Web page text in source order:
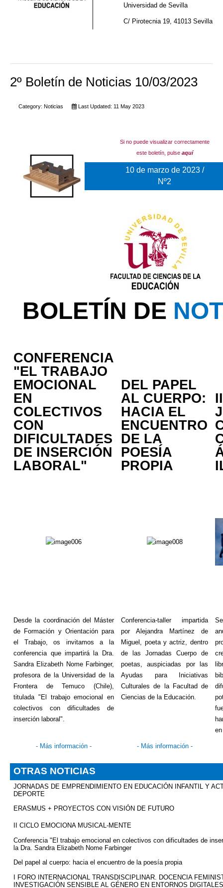
Universidad de Sevilla
C/ Pirotecnia 19, 41013 Sevilla
2º Boletín de Noticias 10/03/2023
Category: Noticias Last Updated: 11 May 2023
Si no puede visualizar correctamente
este boletín, pulse aquí
10 de marzo de 2023 /
Nº2
BOLETÍN DE
CONFERENCIA
"EL TRABAJO
EMOCIONAL
EN
COLECTIVOS
CON
DIFICULTADES
DE INSERCIÓN
LABORAL"
DEL PAPEL
AL CUERPO:
HACIA EL
ENCUENTRO
DE LA
POESÍA
PROPIA
Desde la coordinación del Máster
de Formación y Orientación para
el Trabajo, os invitamos a la
conferencia que impartirá la Dra.
Sandra Elizabeth Nome Farbinger,
profesora de la Universidad de la
Frontera de Temuco (Chile),
titulada "El trabajo emocional en
colectivos con dificultades de
inserción laboral".
Conferencia-taller impartida
por Alejandra Martínez de
Miguel, poeta y actriz, dentro
de las Jornadas Cuerpo de
poetas, auspiciadas por las
Ayudas para Iniciativas
Culturales de la Facultad de
Ciencias de la Educación.
- Más información - - Más información -
OTRAS NOTICIAS
JORNADAS DE EMPRENDIMIENTO EN EDUCACIÓN INFANTIL Y
DEPORTE
ERASMUS + PROYECTOS CON VISIÓN DE FUTURO
II CICLO EMOCIONA MUSICAL-MENTE
Conferencia "El trabajo emocional en colectivos con dificultades de
la Dra. Sandra Elizabeth Nome Farbinger
Del papel al cuerpo: hacia el encuentro de la poesía propia
I FORO INTERNACIONAL TRANSDISCIPLINAR. DOCENCIA
INVESTIGACIÓN SENSIBLE AL GÉNERO EN ENTORNOS